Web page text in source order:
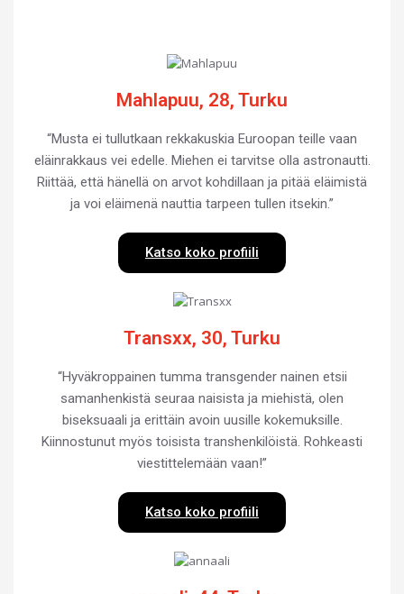
Mahlapuu, 28, Turku
“Musta ei tullutkaan rekkakuskia Euroopan teille vaan
eläinrakkaus vei edelle. Miehen ei tarvitse olla astronautti.
Riittää, että hänellä on arvot kohdillaan ja pitää eläimistä
ja voi eläimenä nauttia tarpeen tullen itsekin.”
Katso koko profiili
Transxx, 30, Turku
“Hyväkroppainen tumma transgender nainen etsii
samanhenkistä seuraa naisista ja miehistä, olen
biseksuaali ja erittäin avoin uusille kokemuksille.
Kiinnostunut myös toisista transhenkilöistä. Rohkeasti
viestittelemään vaan!”
Katso koko profiili